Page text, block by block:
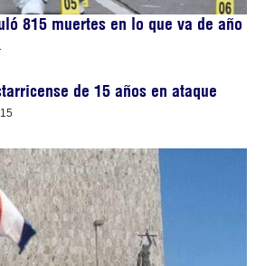
815 muertes en lo que va de año
de 15 años en ataque